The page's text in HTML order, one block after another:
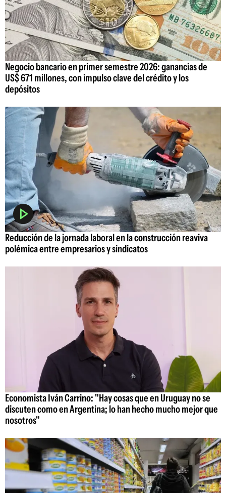
Negocio bancario en primer semestre 2026: ganancias de
US$ 671 millones, con impulso clave del crédito y los
depósitos
Reducción de la jornada laboral en la construcción reaviva
polémica entre empresarios y sindicatos
Economista Iván Carrino: "Hay cosas que en Uruguay no se
discuten como en Argentina; lo han hecho mucho mejor que
nosotros"